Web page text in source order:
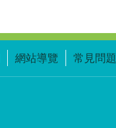
網站導覽 常見問題